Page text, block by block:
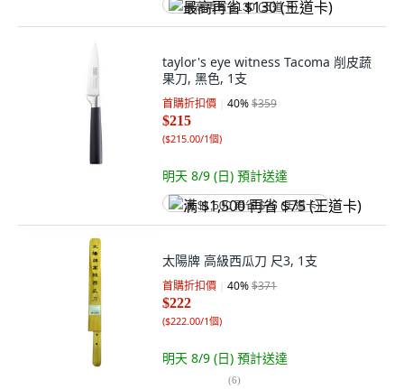
最高再省 $130 (王道卡)
taylor's eye witness Tacoma 削皮蔬
果刀, 黑色, 1支
首購折扣價 40%$359
$215
($215.00/1個)
明天 8/9 (日) 預計送達
满 $1,500 再省 $75 (王道卡)
太陽牌 高級西瓜刀 尺3, 1支
首購折扣價 40%$371
$222
($222.00/1個)
明天 8/9 (日) 預計送達
(6)